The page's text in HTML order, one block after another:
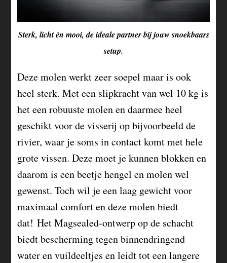
Sterk, licht én mooi, de ideale partner bij jouw snoekbaars
setup.
Deze molen werkt zeer soepel maar is ook
heel sterk. Met een slipkracht van wel 10 kg is
het een robuuste molen en daarmee heel
geschikt voor de visserij op bijvoorbeeld de
rivier, waar je soms in contact komt met hele
grote vissen. Deze moet je kunnen blokken en
daarom is een beetje hengel en molen wel
gewenst. Toch wil je een laag gewicht voor
maximaal comfort en deze molen biedt
dat! Het Magsealed-ontwerp op de schacht
biedt bescherming tegen binnendringend
water en vuildeeltjes en leidt tot een langere